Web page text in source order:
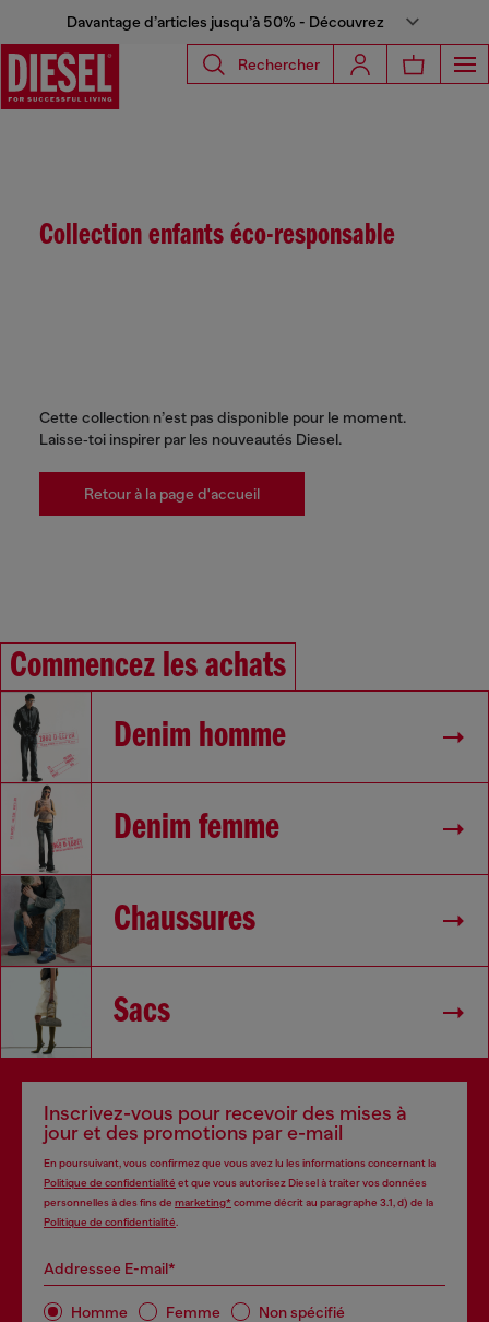
Davantage d’articles jusqu’à 50% - Découvrez
Rechercher
Collection enfants éco-responsable
Cette collection n’est pas disponible pour le moment.
Laisse‑toi inspirer par les nouveautés Diesel.
Retour à la page d'accueil
Commencez les achats
Denim homme
Denim femme
Chaussures
Sacs
Inscrivez-vous pour recevoir des mises à
jour et des promotions par e-mail
En poursuivant, vous confirmez que vous avez lu les informations concernant la
Politique de confidentialité et que vous autorisez Diesel à traiter vos données
personnelles à des fins de marketing*comme décrit au paragraphe 3.1, d) de la
Politique de confidentialité
Addressee E-mail*
Homme Femme Non spécifié